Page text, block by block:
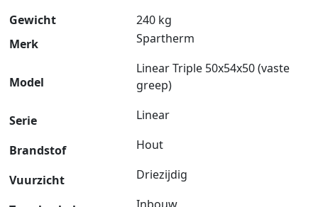
Gewicht
240 kg
Merk
Spartherm
Model
Linear Triple 50x54x50 (vaste
greep)
Serie Linear
Brandstof Hout
Vuurzicht Driezijdig